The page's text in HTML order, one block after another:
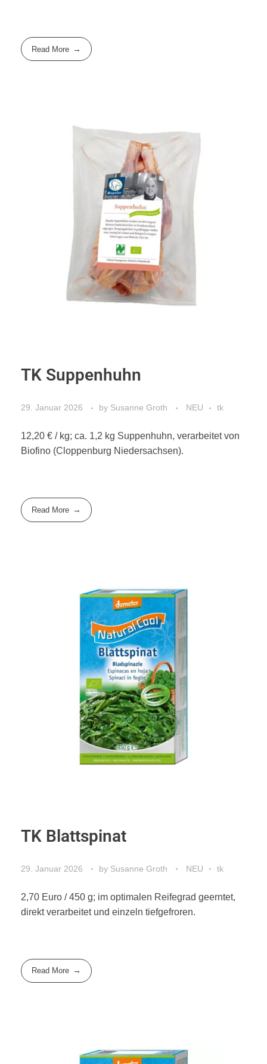
Read More
TK Suppenhuhn
29. Januar 2026 by Susanne Groth NEU tk
12,20 € / kg; ca. 1,2 kg Suppenhuhn, verarbeitet von
Biofino (Cloppenburg Niedersachsen).
Read More
TK Blattspinat
29. Januar 2026 by Susanne Groth NEU tk
2,70 Euro / 450 g; im optimalen Reifegrad geerntet,
direkt verarbeitet und einzeln tiefgefroren.
Read More